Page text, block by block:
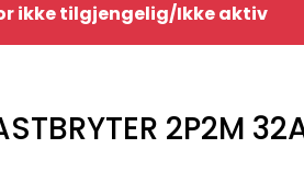
ikke tilgjengelig/Ikke aktiv
2P2M